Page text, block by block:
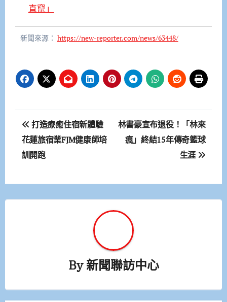
直竄」
新聞來源： https://new-reporter.com/news/63448/
文
章
導
覽
打造療癒住宿新體驗
花蓮旅宿業FJM健康師培
訓開跑
林書豪宣布退役！「林來
瘋」終結15年傳奇籃球
生涯
By新聞聯訪中心